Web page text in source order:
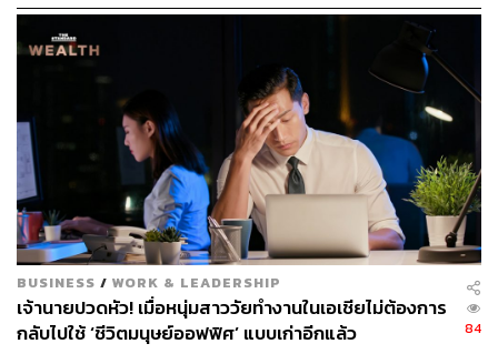
ปัญหาอันดับ 1 ของคนไข้ชาวไทย ที่รักษาได้ด้วยการฝังเข็ม+
ครอบแก้ว
หมอกาแฟ:แน่นอนว่าต้องเป็นออฟฟิศซินโดรม เป็นโรคคน
BUSINESS / WORK & LEADERSHIP
เจ้านายปวดหัว! เมื่อหนุ่มสาววัยทำงานในเอเชียไม่ต้องการ
กลับไปใช้ ‘ชีวิตมนุษย์ออฟฟิศ’ แบบเก่าอีกแล้ว
84